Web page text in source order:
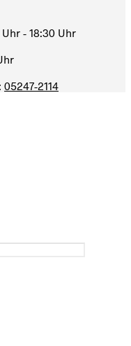
- 18:30 Uhr
05247-2114